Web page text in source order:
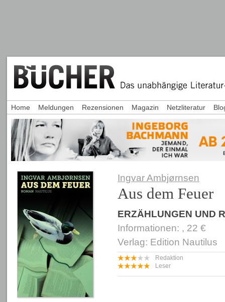
Ingvar Ambjørnsen
Aus dem Feuer
ERZÄHLUNGEN UND
Informationen: , 22 €
Verlag: Edition Nautilus
Redaktion
Leser
Home Meldungen Rezensionen Magazin Netzliteratur